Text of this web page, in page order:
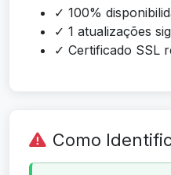
✓ 100%
✓ 1 atualizações
✓ Certificado SSL
Como